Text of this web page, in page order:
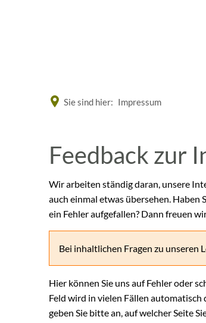
Sie sind hier: Impressum
Feedback
Internetseite
Feedback zur
Wir arbeiten ständig daran, unsere
auch einmal etwas übersehen. Haben
ein Fehler aufgefallen? Dann freuen
Bei inhaltlichen Fragen zu unseren
Hier können Sie uns auf Fehler oder
Feld wird in vielen Fällen automatisch
geben Sie bitte an, auf welcher Seite